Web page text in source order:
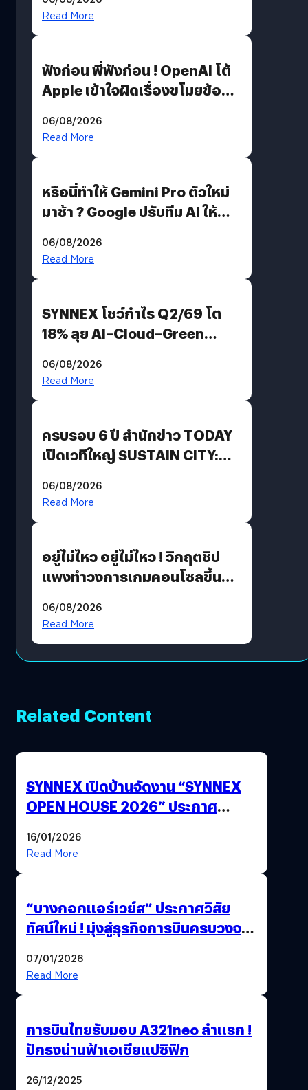
รหัสผ่านหลุด ไม่ใช่แฮ็กเกอร์
Read More
ฟังก่อน พี่ฟังก่อน ! OpenAI โต้
Apple เข้าใจผิดเรื่องขโมยข้อมูล
06/08/2026
Read More
หรือนี่ทำให้ Gemini Pro ตัวใหม่
มาช้า ? Google ปรับทีม AI ให้
AGI
06/08/2026
Read More
SYNNEX โชว์กำไร Q2/69 โต
18% ลุย AI–Cloud–Green
Revenue เร่งเครื่อง New
06/08/2026
Read More
ครบรอบ 6 ปี สำนักข่าว TODAY
เปิดเวทีใหญ่ SUSTAIN CITY:
แนวทางปรับตัวสู่เศรษฐกิจสี
06/08/2026
Read More
อยู่ไม่ไหว อยู่ไม่ไหว ! วิกฤตชิป
แพงทำวงการเกมคอนโซลขึ้น
?
06/08/2026
Read More
Related Content
SYNNEX เปิดบ้านจัดงาน “SYNNEX
OPEN HOUSE 2026” ประกาศ
ได้ 53,000 ล้านบาท
16/01/2026
Read More
“บางกอกแอร์เวย์ส” ประกาศวิสัย
ทัศน์ใหม่ ! มุ่งสู่ธุรกิจการบินครบวงจร
สังคม
07/01/2026
Read More
การบินไทยรับมอบ A321neo ลำแรก !
ปักธงน่านฟ้าเอเชียแปซิฟิก
26/12/2025